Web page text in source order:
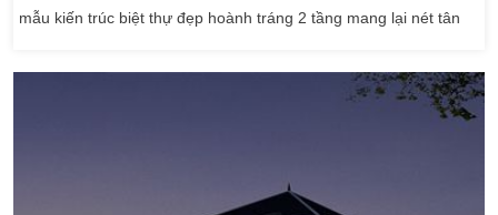
mẫu kiến trúc biệt thự đẹp hoành tráng 2 tầng mang lại nét tân
thiết kế biệt thự đẹp nhất tại công ty Kiến An Vinh . Chúng tôi